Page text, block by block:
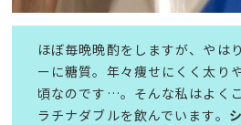
ほぼ毎晩晩酌をしますが、やは
ーに糖質。年々痩せにくく太り
頃なのです…。そんな私はよく
ラチナダブルを飲んでいます。